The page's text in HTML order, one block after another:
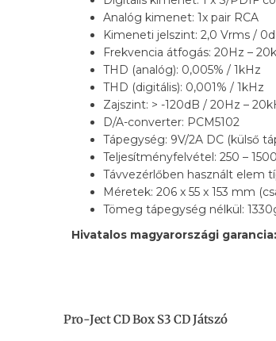
Analóg kimenet: 1x pair RCA
Kimeneti jelszint: 2,0 Vrms /
Frekvencia átfogás: 20Hz –
THD (analóg): 0,005% / 1kHz
THD (digitális): 0,001% / 1kHz
Zajszint: > -120dB / 20Hz –
D/A-converter: PCM5102
Tápegység: 9V/2A DC (külső
Teljesítményfelvétel: 250 –
Távvezérlőben használt elem
Méretek: 206 x 55 x 153 mm
Tömeg tápegység nélkül:
Hivatalos magyarországi
Pro-Ject CD Box S3 CD Játszó